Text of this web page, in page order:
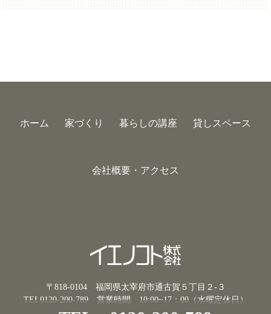
ホーム 家づくり 暮らしの講座 貸しスペース
会社概要・アクセス
〒818-0104 福岡県太宰府市通古賀５丁目２-３
TEL0120-200-789営業時間 10:00~17：00（水曜定休日）